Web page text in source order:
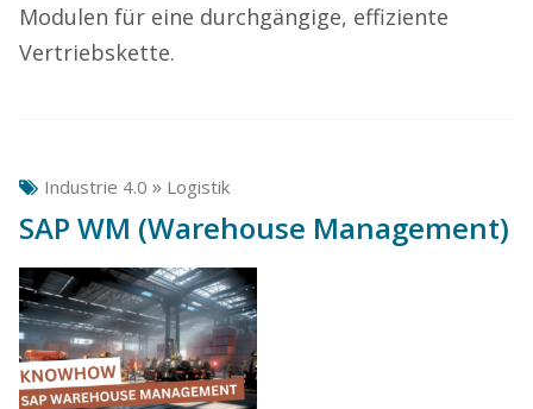
Modulen für eine durchgängige, effiziente
Vertriebskette.
Industrie 4.0 » Logistik
SAP WM (Warehouse Management)